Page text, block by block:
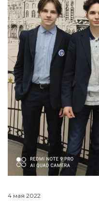
4 мая 2022